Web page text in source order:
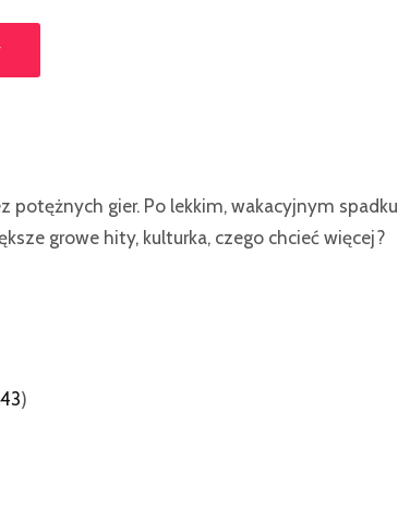
potężnych gier. Po lekkim, wakacyjnym spadku
growe hity, kulturka, czego chcieć więcej?
)